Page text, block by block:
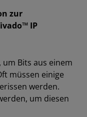
zur
IP
um Bits aus einem
müssen einige
werden.
um diesen